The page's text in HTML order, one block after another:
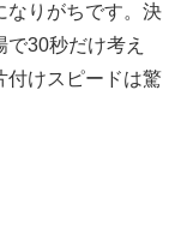
なりがちです。決
30秒だけ考え
付けスピードは驚